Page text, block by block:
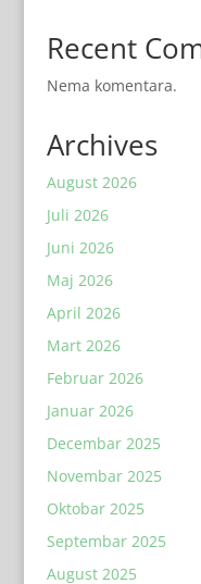
Recent
Nema komentara.
Archives
August 2026
Juli 2026
Juni 2026
Maj 2026
April 2026
Mart 2026
Februar 2026
Januar 2026
Decembar 2025
Novembar 2025
Oktobar 2025
Septembar 2025
August 2025